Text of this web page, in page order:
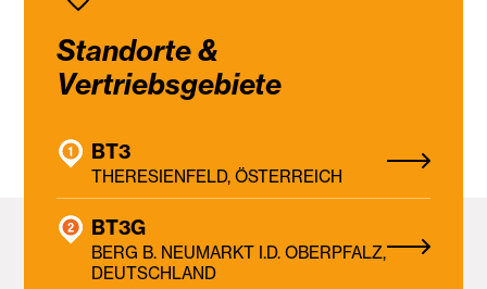
Standorte &
Vertriebsgebiete
BT3
THERESIENFELD, ÖSTERREICH
BT3G
BERG B. NEUMARKT I.D. OBERPFALZ,
DEUTSCHLAND